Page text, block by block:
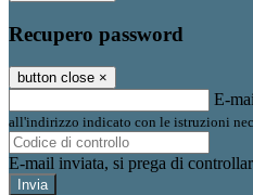
Recupero password
button close ×
E-
all'indirizzo indicato con le istruzioni
E-mail inviata, si prega di